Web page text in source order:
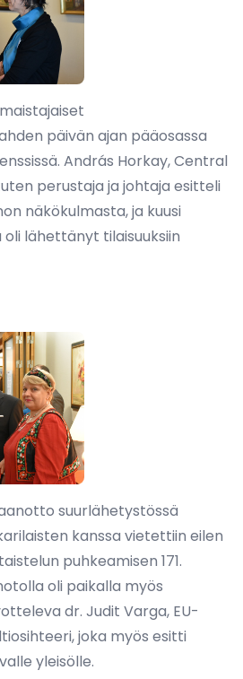
päivän ajan pääosassa
András Horkay, Central
perustaja ja johtaja esitteli
näkökulmasta, ja kuusi
lähettänyt tilaisuuksiin
suurlähetystössä
kanssa vietettiin eilen
puhkeamisen 171.
oli paikalla myös
dr. Judit Varga, EU-
joka myös esitti
yleisölle.